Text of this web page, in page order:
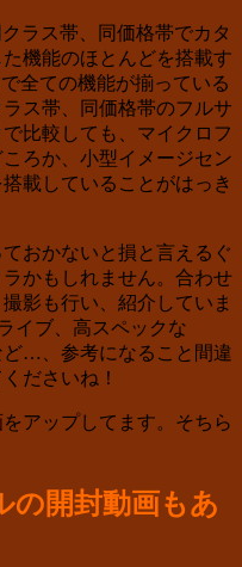
ラス帯、同価格帯でカタ
機能のほとんどを搭載す
全ての機能が揃っている
ス帯、同価格帯のフルサ
比較しても、マイクロフ
ろか、小型イメージセン
載していることがはっき
おかないと損と言えるぐ
かもしれません。合わせ
影も行い、紹介していま
イブ、高スペックな
…、参考になること間違
ださいね！
アップしてます。そちら
の開封動画もあ